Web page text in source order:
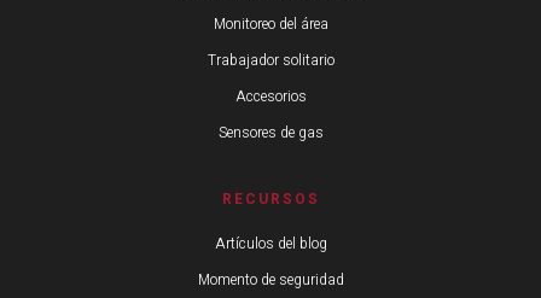
Monitoreo del área
Trabajador solitario
Accesorios
Sensores de gas
RECURSOS
Artículos del blog
Momento de seguridad